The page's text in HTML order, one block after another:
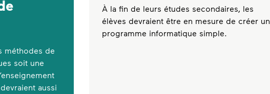
méthodes de
soit une
aussi
À la fin de leurs études secondaires, les
élèves devraient être en mesure de créer un
programme informatique simple.